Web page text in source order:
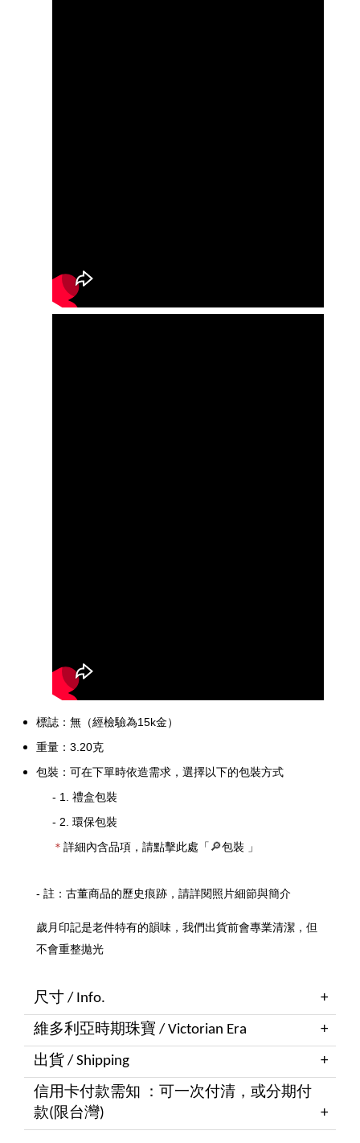
標誌： 無 （經檢驗為15k金）
重量：3.20克
包裝：可在下單時依造需求，選擇以下的包裝方式
- 1. 禮盒包裝
- 2. 環保包裝
＊ 詳細內含品項，請點擊此處「 🔎包裝 」
- 註：古董商品的歷史痕跡，請詳閱照片細節與簡介
歲月印記是老件特有的韻味，我們出貨前會專業清潔，但
不會重整拋光
尺寸 / Info.
維多利亞時期珠寶 / Victorian Era
出貨 / Shipping
信用卡付款需知 ：可一次付清，或分期付
款(限台灣)